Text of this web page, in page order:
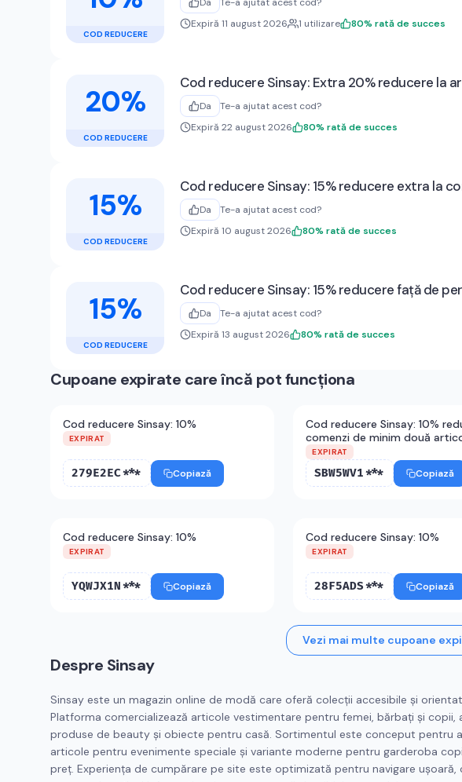
COD REDUCERE
Expiră 11 august 2026 1 utilizare 80% rată de succes
20%
COD REDUCERE
Cod reducere Sinsay: Extra 20% reducere la
Da Te-a ajutat acest cod?
Expiră 22 august 2026 80% rată de succes
15%
COD REDUCERE
Cod reducere Sinsay: 15% reducere extra la
Da Te-a ajutat acest cod?
Expiră 10 august 2026 80% rată de succes
15%
COD REDUCERE
Cod reducere Sinsay: 15% reducere față de
Da Te-a ajutat acest cod?
Expiră 13 august 2026 80% rată de succes
Cupoane expirate care încă pot funcționa
Cod reducere Sinsay: 10%
EXPIRAT
279E2EC*** Copiază
Cod reducere Sinsay: 10%
comenzi de minim două
EXPIRAT
SBW5WV1*** Copiază
Cod reducere Sinsay: 10%
EXPIRAT
YQWJX1N*** Copiază
Cod reducere Sinsay: 10%
EXPIRAT
28F5ADS*** Copiază
Vezi mai multe cupoane
Despre Sinsay
Sinsay este un magazin online de modă care oferă colecții accesibile și
Platforma comercializează articole vestimentare pentru femei, bărbați și
produse de beauty și obiecte pentru casă. Sortimentul este conceput pentru
articole pentru evenimente speciale și variante moderne pentru garderoba
preț. Experiența de cumpărare pe site este optimizată pentru navigare